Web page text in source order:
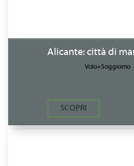
Alicante: città di
Volo+Soggiorno
SCOPRI